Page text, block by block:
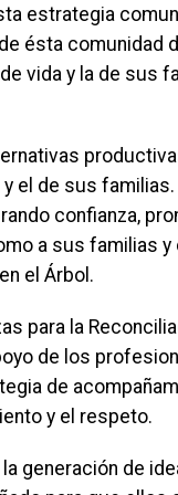
estrategia
ésta comunidad
vida y la de sus
de sus
confianza,
a sus familias y
el Árbol.
para la
de los
de
y el respeto.
generación de